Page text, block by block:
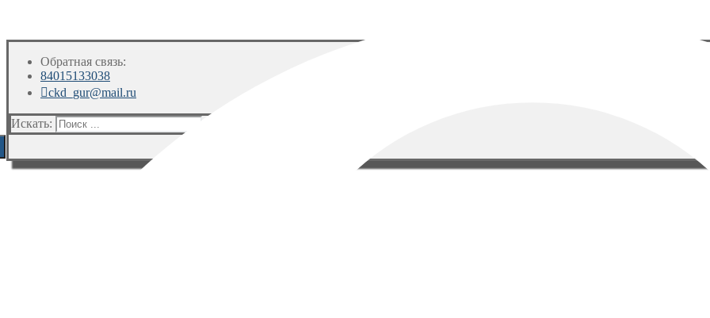
Обратная связь:
84015133038
ckd_gur@mail.ru
Искать: